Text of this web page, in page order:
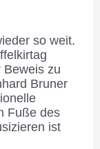
so weit.
Beweis zu
Bruner
Fuße des
ist